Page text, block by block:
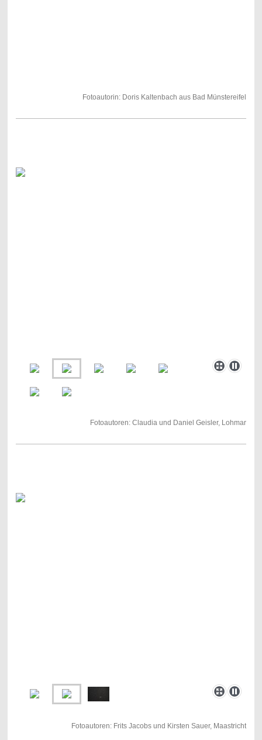
Fotoautorin: Doris Kaltenbach aus Bad Münstereifel
Fotoautoren: Claudia und Daniel Geisler, Lohmar
Fotoautoren: Frits Jacobs und Kirsten Sauer, Maastricht